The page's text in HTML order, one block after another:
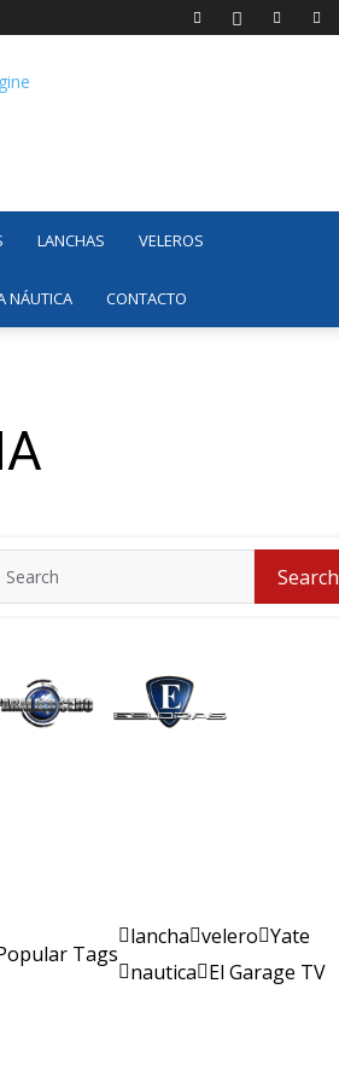
LANCHAS VELEROS
NÁUTICA CONTACTO
for:
Search
Tags
lancha velero Yate
nautica El Garage TV